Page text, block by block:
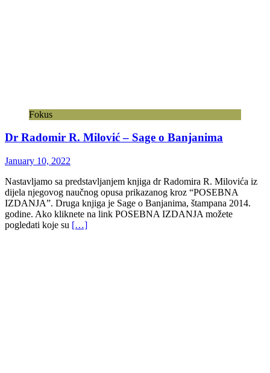
Fokus
Dr Radomir R. Milović – Sage o Banjanima
January 10, 2022
Nastavljamo sa predstavljanjem knjiga dr Radomira R. Milovića iz
dijela njegovog naučnog opusa prikazanog kroz “POSEBNA
IZDANJA”. Druga knjiga je Sage o Banjanima, štampana 2014.
godine. Ako kliknete na link POSEBNA IZDANJA možete
pogledati koje su […]